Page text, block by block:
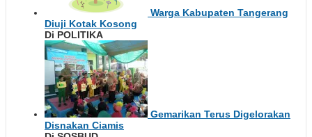
Warga Kabupaten Tangerang
Diuji Kotak Kosong
Di POLITIKA
Gemarikan Terus Digelorakan
Disnakan Ciamis